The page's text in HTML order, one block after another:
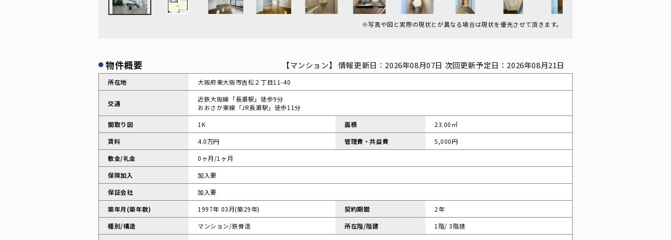
※写真や図と実際の現状とが異なる場合は現状を優先させて頂きます。
物件概要 【マンション】 情報更新日：2026年08月07日 次回更新予定日：2026年08月21日
所在地 大阪府東大阪市吉松２丁目11-40
交通
近鉄大阪線「長瀬駅」徒歩9分
おおさか東線「JR長瀬駅」徒歩11分
間取り図
1K 面積
23.00㎡
賃料
4.0万円 管理費・共益費
5,000円
敷金/礼金
0ヶ月/1ヶ月
保険加入
加入要
保証会社
加入要
築年月(築年数)
1997年 03月(築29年) 契約期間
2年
種別/構造
マンション/鉄骨造 所在階/階建
1階/ 3階建